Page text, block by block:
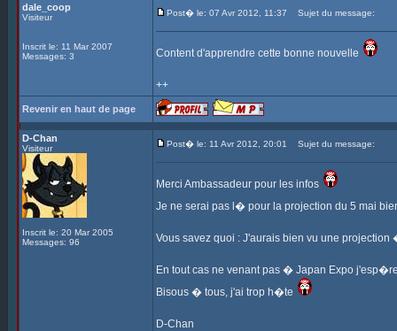
dale_coop
Visiteur
Inscrit le: 11 Mar 2007
Messages: 3
Post� le: 07 Avr 2012, 11:37 Sujet du message:
Content d'apprendre cette bonne nouvelle
++
Revenir en haut de page
D-Chan
Visiteur
Inscrit le: 20 Mar 2005
Messages: 96
Post� le: 11 Avr 2012, 20:01 Sujet du message:
Merci Ambassadeur pour les infos
Je ne serai pas l� pour la projection du 5 mai
Vous savez quoi : J'aurais bien vu une
En tout cas ne venant pas � Japan Expo
Bisous � tous, j'ai trop h�te
D-Chan